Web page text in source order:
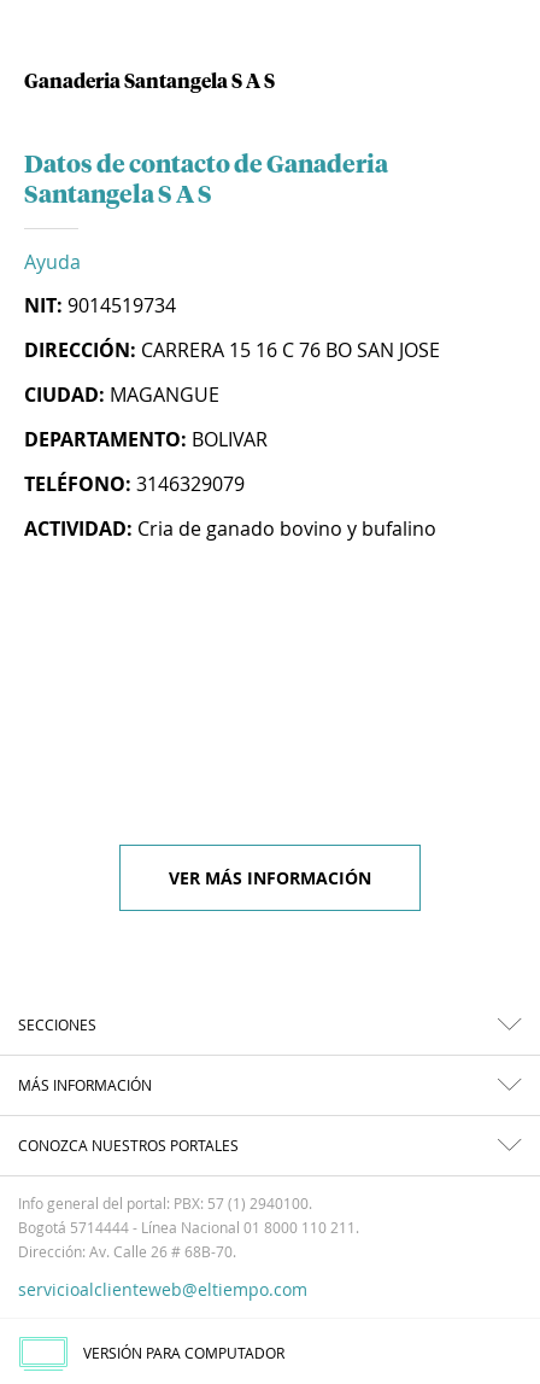
Ganaderia Santangela S A S
Datos de contacto de Ganaderia
Santangela S A S
Ayuda
NIT: 9014519734
DIRECCIÓN: CARRERA 15 16 C 76 BO SAN JOSE
CIUDAD: MAGANGUE
DEPARTAMENTO: BOLIVAR
TELÉFONO: 3146329079
ACTIVIDAD: Cria de ganado bovino y bufalino
VER MÁS INFORMACIÓN
SECCIONES
MÁS INFORMACIÓN
CONOZCA NUESTROS PORTALES
Info general del portal: PBX: 57 (1) 2940100.
Bogotá 5714444 - Línea Nacional 01 8000 110 211.
Dirección: Av. Calle 26 # 68B-70.
servicioalclienteweb@eltiempo.com
VERSIÓN PARA COMPUTADOR